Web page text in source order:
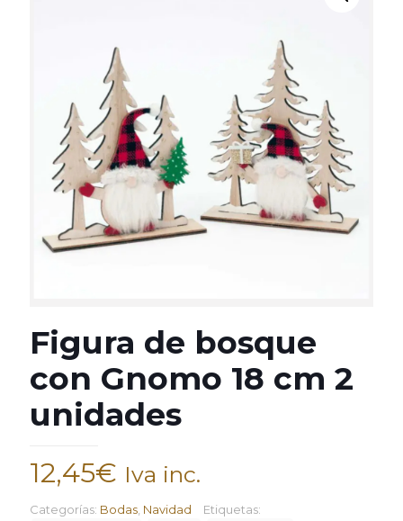
Figura de bosque
con Gnomo 18 cm 2
unidades
12,45€ Iva inc.
Categorías: Bodas Navidad Etiquetas: